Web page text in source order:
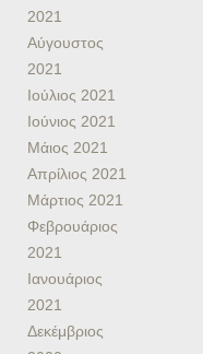
2021
Αύγουστος
2021
Ιούλιος 2021
Ιούνιος 2021
Μάιος 2021
Απρίλιος 2021
Μάρτιος 2021
Φεβρουάριος
2021
Ιανουάριος
2021
Δεκέμβριος